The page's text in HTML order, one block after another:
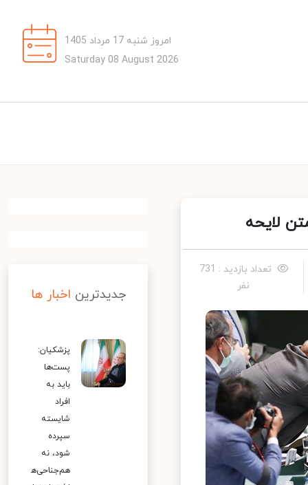
امروز شنبه 17 مرداد 1405
Saturday 08 August 2026
تعداد بازدید : 731
نفر
جدیدترین اخبار ها
پزشکیان:
پست‌ها
باید به
افراد
شایسته
سپرده
شود، نه
هم‌جناحی‌ه